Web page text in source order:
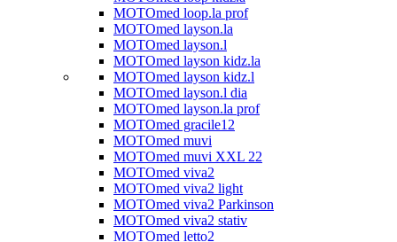
MOTOmed loop.la prof
MOTOmed layson.la
MOTOmed layson.l
MOTOmed layson kidz.la
MOTOmed layson kidz.l
MOTOmed layson.l dia
MOTOmed layson.la prof
MOTOmed gracile12
MOTOmed muvi
MOTOmed muvi XXL 22
MOTOmed viva2
MOTOmed viva2 light
MOTOmed viva2 Parkinson
MOTOmed viva2 stativ
MOTOmed letto2